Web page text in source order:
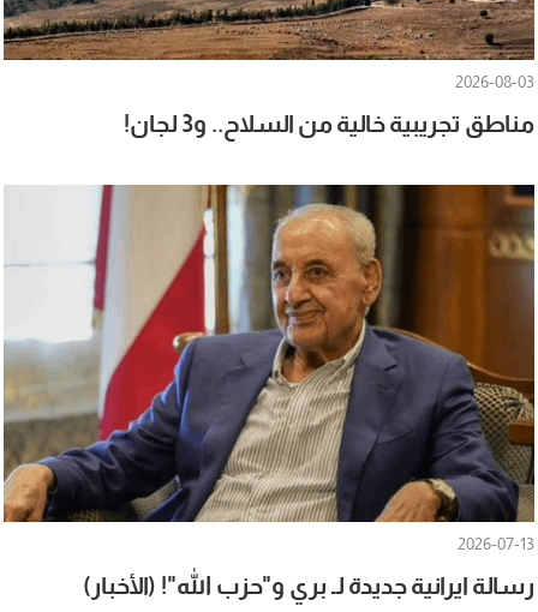
2026-08-03
مناطق تجريبية خالية من السلاح.. و3 لجان!
2026-07-13
رسالة ايرانية جديدة لـ بري و"حزب الله"! (الأخبار)